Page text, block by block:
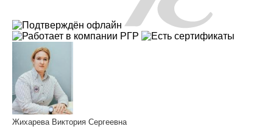
Жихарева Виктория Сергеевна